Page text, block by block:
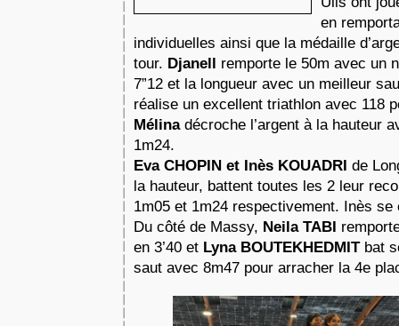
en
individuelles ainsi que la médaille
tour. Djanell remporte le 50m avec un
7”12 et la longueur avec un meilleur
Mélina décroche l’argent à la hauteur
1m24.
Eva CHOPIN et Inès KOUADRI de
la hauteur, battent toutes les 2 leur
1m05 et 1m24 respectivement. Inès
Du côté de Massy, Neila TABI
en 3’40 et Lyna BOUTEKHEDMIT bat
saut avec 8m47 pour arracher la 4e